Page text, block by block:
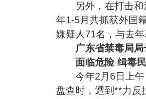
另外，在打击和
年1-5月共抓获外国
嫌疑人71名，与去
广东省禁毒局
面临危险 缉毒民
今年2月6日上午
盘查时，遭到**力反